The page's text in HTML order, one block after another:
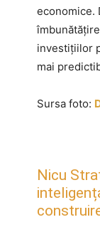
economice.
investițiilor
mai
Sursa foto:
Nicu